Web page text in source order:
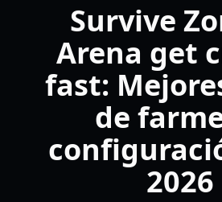
Survive
Arena get
fast:
de
2026